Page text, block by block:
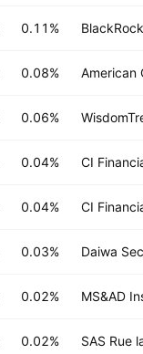
0.11%
0.08% American
0.06%
0.04% CI
0.04% CI
0.03% Daiwa
0.02% MS&AD
0.02% SAS Rue